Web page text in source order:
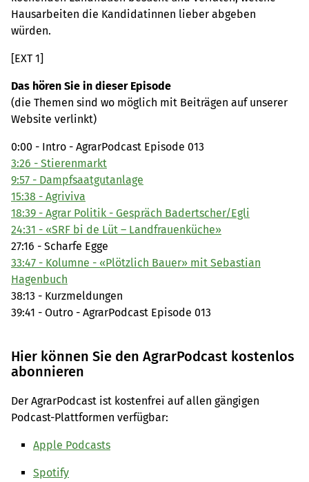
Hausarbeiten die Kandidatinnen lieber abgeben
würden.
[EXT 1]
Das hören Sie in dieser Episode
(die Themen sind wo möglich mit Beiträgen auf unserer
Website verlinkt)
0:00 - Intro - AgrarPodcast Episode 013
3:26 - Stierenmarkt
9:57 - Dampfsaatgutanlage
15:38 - Agriviva
18:39 - Agrar Politik - Gespräch Badertscher/Egli
24:31 - «SRF bi de Lüt – Landfrauenküche»
27:16 - Scharfe Egge
33:47 - Kolumne - «Plötzlich Bauer» mit Sebastian
Hagenbuch
38:13 - Kurzmeldungen
39:41 - Outro - AgrarPodcast Episode 013
Hier können Sie den AgrarPodcast kostenlos
abonnieren
Der AgrarPodcast ist kostenfrei auf allen gängigen
Podcast-Plattformen verfügbar:
Apple Podcasts
Spotify